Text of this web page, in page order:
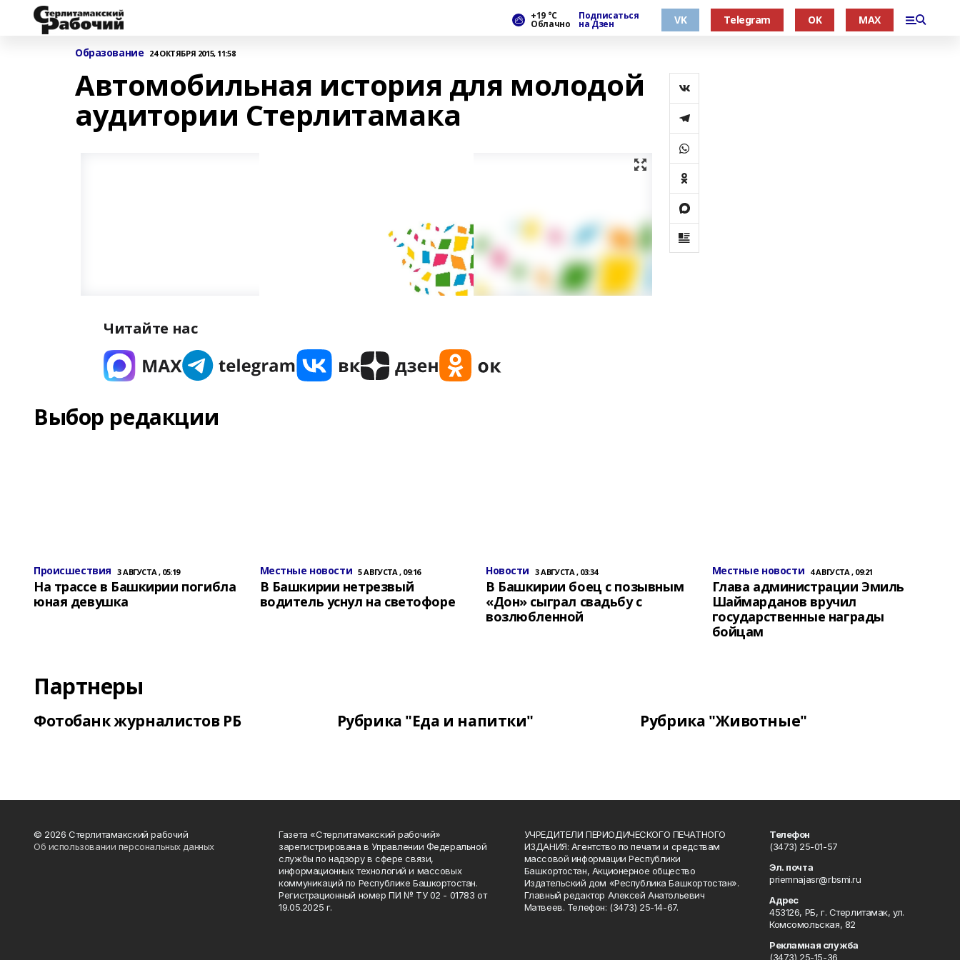
+19 °С
Облачно
Подписаться
на Дзен VK Telegram OK MAX
Образование 24 ОКТЯБРЯ 2015, 11:58
Автомобильная история для молодой
аудитории Стерлитамака
Читайте нас
Выбор редакции
Происшествия 3 АВГУСТА , 05:19
На трассе в Башкирии погибла
юная девушка
Местные новости 5 АВГУСТА , 09:16
В Башкирии нетрезвый
водитель уснул на светофоре
Новости 3 АВГУСТА , 03:34
В Башкирии боец с позывным
«Дон» сыграл свадьбу с
возлюбленной
Местные новости 4 АВГУСТА , 09:21
Глава администрации Эмиль
Шаймарданов вручил
государственные награды
бойцам
Партнеры
Фотобанк журналистов РБ Рубрика "Еда и напитки" Рубрика "Животные"
© 2026 Стерлитамакский рабочий
Об использовании персональных данных
Газета «Стерлитамакский рабочий»
зарегистрирована в Управлении Федеральной
службы по надзору в сфере связи,
информационных технологий и массовых
коммуникаций по Республике Башкортостан.
Регистрационный номер ПИ № ТУ 02 - 01783 от
19.05.2025 г.
УЧРЕДИТЕЛИ ПЕРИОДИЧЕСКОГО ПЕЧАТНОГО
ИЗДАНИЯ: Агентство по печати и средствам
массовой информации Республики
Башкортостан, Акционерное общество
Издательский дом «Республика Башкортостан».
Главный редактор Алексей Анатольевич
Матвеев. Телефон: (3473) 25-14-67.
Телефон
(3473) 25-01-57
Эл. почта
priemnajasr@rbsmi.ru
Адрес
453126, РБ, г. Стерлитамак, ул.
Комсомольская, 82
Рекламная служба
(3473) 25-15-36